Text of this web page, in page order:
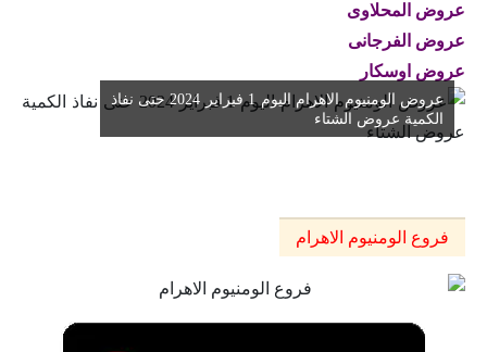
عروض المحلاوى
عروض الفرجانى
عروض اوسكار
عروض الومنيوم الاهرام اليوم 1 فبراير 2024 حتى نفاذ
الكمية عروض الشتاء
فروع الومنيوم الاهرام